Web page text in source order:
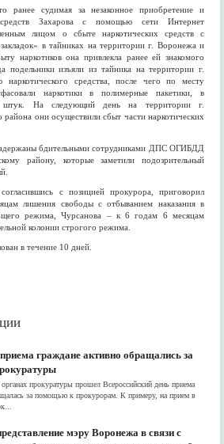
ранее судимая за незаконное приобретение и
средств Захарова c помощью сети Интернет
лицом о сбыте наркотических средств с
в тайниках на территории г. Воронежа и
наркотиков она привлекла ранее ей знакомого
подельники изъяли из тайника на территории г.
средства, после чего по месту
наркотики в полимерные пакетики, в
штук. На следующий день на территории г.
они осуществили сбыт части наркотических
бдительными сотрудниками ДПС ОГИБДД
району, которые заметили подозрительный
с позицией прокурора, приговорил
лишения свободы с отбыванием наказания в
режима, Чурсанова – к 6 годам 6 месяцам
колонии строгого режима.
в течение 10 дней.
граждане активно обращались за
прокуратуры прошел Всероссийский день приема
за помощью к прокурорам. К примеру, на прием в
мэру Воронежа в связи с